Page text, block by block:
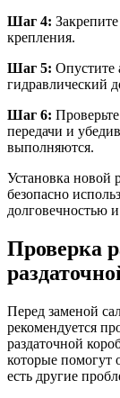
Шаг 4:
крепления.
Шаг 5: Опустите
гидравлический
Шаг 6:
передачи и
выполняются.
Установка новой
безопасно
долговечностью
Проверка
Перед заменой
рекомендуется
раздаточной
которые помогут
есть другие